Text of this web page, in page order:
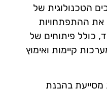
הטכנולוגית של
ההתפתחויות
כולל פיתוחים של
קיימות ואימוץ
מסייעת בהבנת